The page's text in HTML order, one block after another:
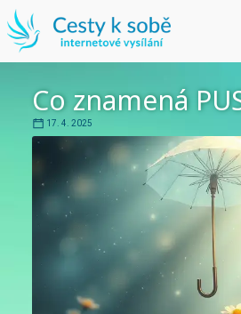
Co znamená
17. 4. 2025